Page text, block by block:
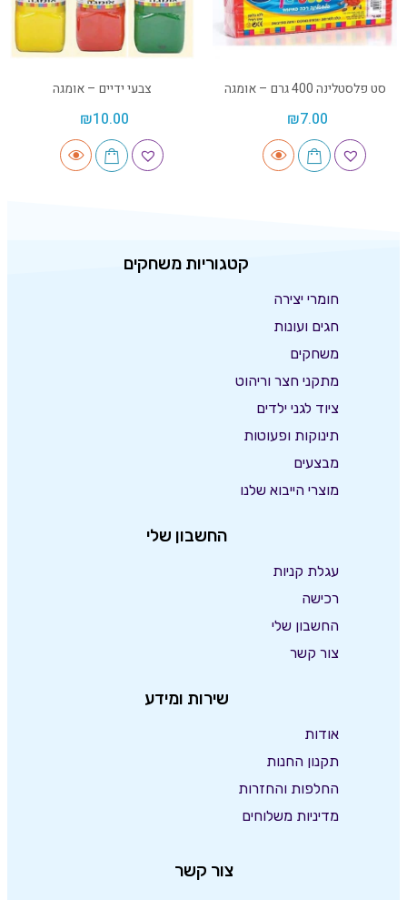
סט פלסטלינה 400 גרם – אומגה
₪7.00
צבעי ידיים – אומגה
₪10.00
קטגוריות משחקים
חומרי יצירה
חגים ועונות
משחקים
מתקני חצר וריהוט
ציוד לגני ילדים
תינוקות ופעוטות
מבצעים
מוצרי הייבוא שלנו
החשבון שלי
עגלת קניות
רכישה
החשבון שלי
צור קשר
שירות ומידע
אודות
תקנון החנות
החלפות והחזרות
מדיניות משלוחים
צור קשר